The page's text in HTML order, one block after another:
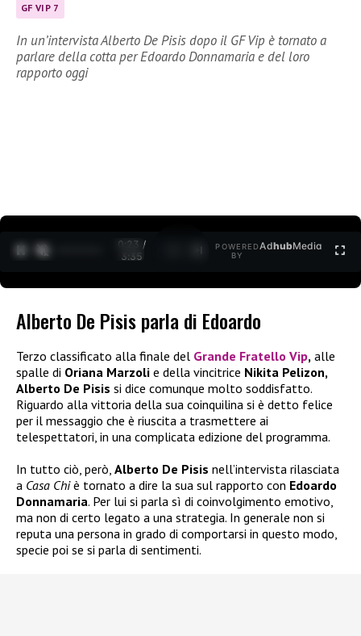
GF VIP 7
In un’intervista Alberto De Pisis dopo il GF Vip è tornato a
parlare della cotta per Edoardo Donnamaria e del loro
rapporto oggi
0:25 /
3:35
POWERED
BY
AdhubMedia
Alberto De Pisis parla di Edoardo
Terzo classificato alla finale del Grande Fratello Vip, alle
spalle di Oriana Marzoli e della vincitrice Nikita Pelizon,
Alberto De Pisis si dice comunque molto soddisfatto.
Riguardo alla vittoria della sua coinquilina si è detto felice
per il messaggio che è riuscita a trasmettere ai
telespettatori, in una complicata edizione del programma.
In tutto ciò, però, Alberto De Pisis nell’intervista rilasciata
a Casa Chiè tornato a dire la sua sul rapporto con Edoardo
Donnamaria. Per lui si parla sì di coinvolgimento emotivo,
ma non di certo legato a una strategia. In generale non si
reputa una persona in grado di comportarsi in questo modo,
specie poi se si parla di sentimenti.